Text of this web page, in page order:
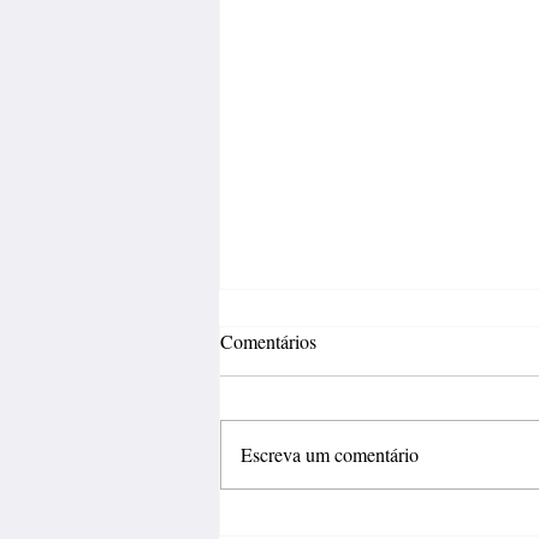
Comentários
Escreva um comentário